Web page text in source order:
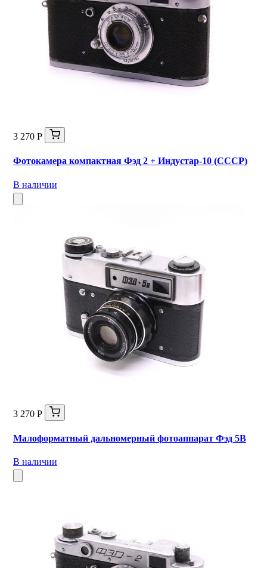
3 270 Р
Фотокамера компактная Фэд 2 + Индустар-10 (СССР)
В наличии
3 270 Р
Малоформатный дальномерный фотоаппарат Фэд 5В
В наличии